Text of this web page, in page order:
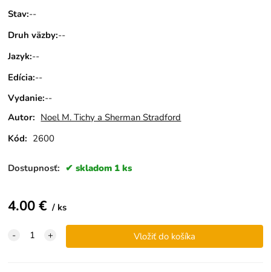
Stav:--
Druh väzby:--
Jazyk:--
Edícia:--
Vydanie:--
Autor: Noel M. Tichy a Sherman Stradford
Kód: 2600
Dostupnosť: skladom 1 ks
4.00€ ks